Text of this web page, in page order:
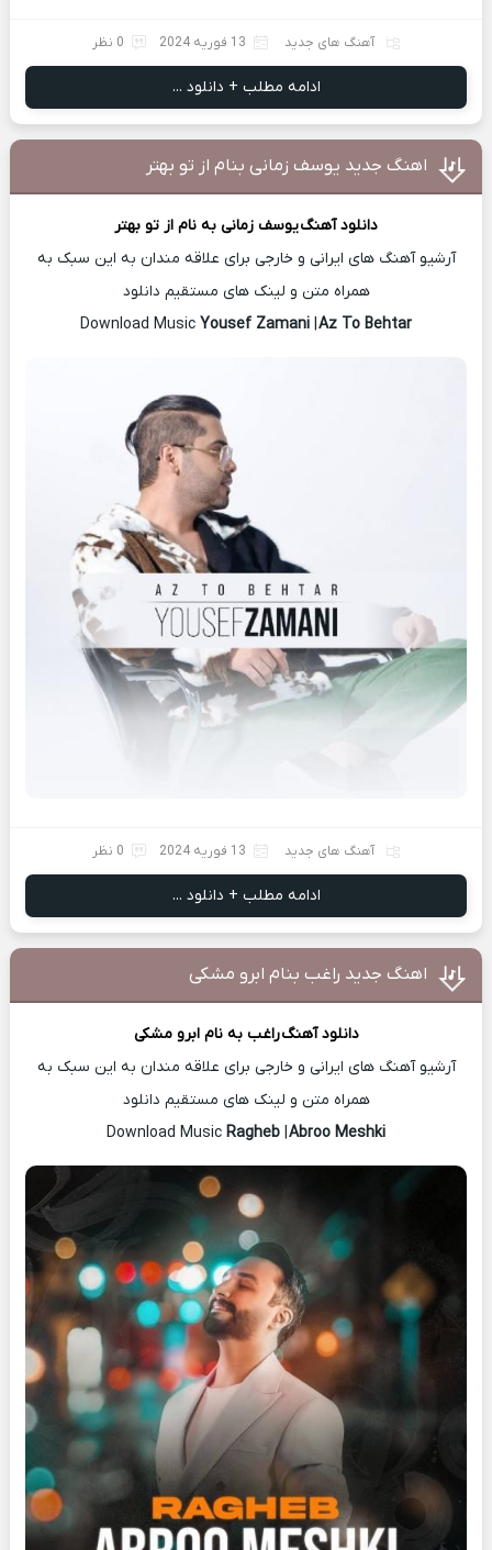
آهنگ های جدید 13 فوریه 2024 0 نظر
ادامه مطلب + دانلود ...
اهنگ جدید یوسف زمانی بنام از تو بهتر
دانلود آهنگیوسف زمانی به نام از تو بهتر
آرشیو آهنگ های ایرانی و خارجی برای علاقه مندان به این سبک به
همراه متن و لینک های مستقیم دانلود
Download Music
Yousef Zamani|Az To Behtar
آهنگ های جدید 13 فوریه 2024 0 نظر
ادامه مطلب + دانلود ...
اهنگ جدید راغب بنام ابرو مشکی
دانلود آهنگراغب به نام ابرو مشکی
آرشیو آهنگ های ایرانی و خارجی برای علاقه مندان به این سبک به
همراه متن و لینک های مستقیم دانلود
Download Music
Ragheb|Abroo Meshki